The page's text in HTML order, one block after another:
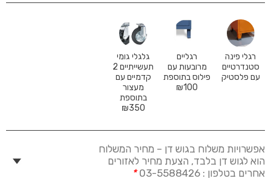
רגלי פינה
סטנדרטיים
עם פלסטיק
רגליים
מרובעות עם
פילוס בתוספת
₪100
גלגלי גומי
תעשייתיים 2
קדמיים עם
מעצור
בתוספת
₪350
אפשרויות משלוח בגוש דן – מחיר המשלוח
הוא לגוש דן בלבד, הצעת מחיר לאזורים
אחרים בטלפון : 03-5588426
*